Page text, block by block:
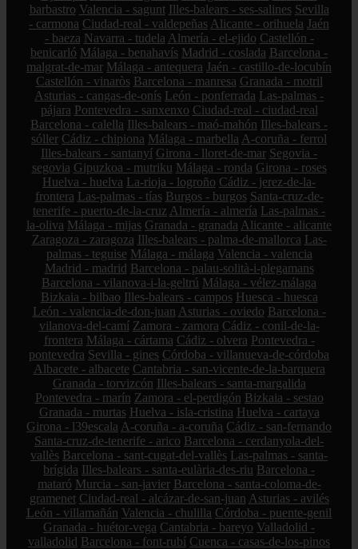
barbastro Valencia - sagunt Illes-balears - ses-salines Sevilla
- carmona Ciudad-real - valdepeñas Alicante - orihuela Jaén
- baeza Navarra - tudela Almería - el-ejido Castellón -
benicarló Málaga - benahavís Madrid - coslada Barcelona -
malgrat-de-mar Málaga - antequera Jaén - castillo-de-locubín
Castellón - vinaròs Barcelona - manresa Granada - motril
Asturias - cangas-de-onís León - ponferrada Las-palmas -
pájara Pontevedra - sanxenxo Ciudad-real - ciudad-real
Barcelona - calella Illes-balears - maó-mahón Illes-balears -
sóller Cádiz - chipiona Málaga - marbella A-coruña - ferrol
Illes-balears - santanyí Girona - lloret-de-mar Segovia -
segovia Gipuzkoa - mutriku Málaga - ronda Girona - roses
Huelva - huelva La-rioja - logroño Cádiz - jerez-de-la-
frontera Las-palmas - tías Burgos - burgos Santa-cruz-de-
tenerife - puerto-de-la-cruz Almería - almería Las-palmas -
la-oliva Málaga - mijas Granada - granada Alicante - alicante
Zaragoza - zaragoza Illes-balears - palma-de-mallorca Las-
palmas - teguise Málaga - málaga Valencia - valencia
Madrid - madrid Barcelona - palau-solità-i-plegamans
Barcelona - vilanova-i-la-geltrú Málaga - vélez-málaga
Bizkaia - bilbao Illes-balears - campos Huesca - huesca
León - valencia-de-don-juan Asturias - oviedo Barcelona -
vilanova-del-camí Zamora - zamora Cádiz - conil-de-la-
frontera Málaga - cártama Cádiz - olvera Pontevedra -
pontevedra Sevilla - gines Córdoba - villanueva-de-córdoba
Albacete - albacete Cantabria - san-vicente-de-la-barquera
Granada - torvizcón Illes-balears - santa-margalida
Pontevedra - marín Zamora - el-perdigón Bizkaia - sestao
Granada - murtas Huelva - isla-cristina Huelva - cartaya
Girona - l39escala A-coruña - a-coruña Cádiz - san-fernando
Santa-cruz-de-tenerife - arico Barcelona - cerdanyola-del-
vallès Barcelona - sant-cugat-del-vallès Las-palmas - santa-
brígida Illes-balears - santa-eulària-des-riu Barcelona -
mataró Murcia - san-javier Barcelona - santa-coloma-de-
gramenet Ciudad-real - alcázar-de-san-juan Asturias - avilés
León - villamañán Valencia - chulilla Córdoba - puente-genil
Granada - huétor-vega Cantabria - bareyo Valladolid -
valladolid Barcelona - font-rubí Cuenca - casas-de-los-pinos